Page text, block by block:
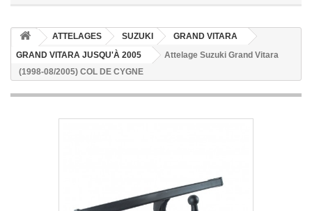
ATTELAGES SUZUKI
GRAND VITARA
GRAND VITARA JUSQU'À 2005
Attelage Suzuki Grand Vitara
(1998-08/2005) COL DE CYGNE